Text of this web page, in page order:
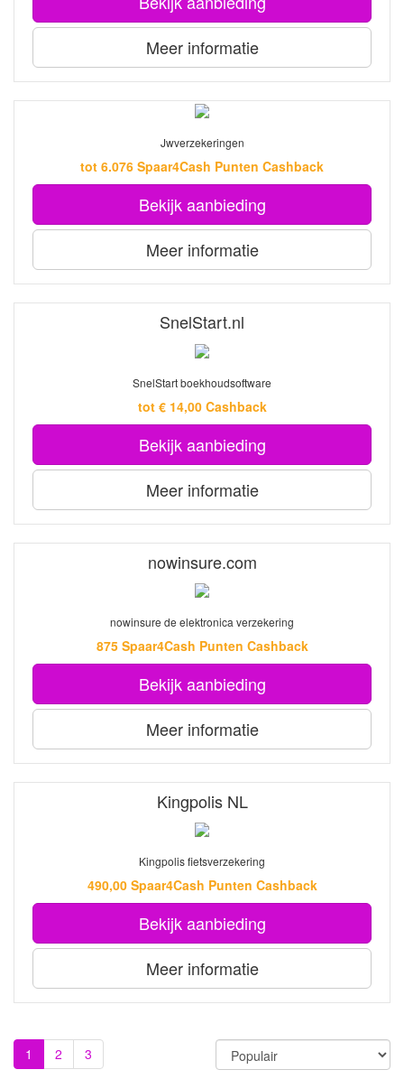
Meer informatie
Jwverzekeringen
tot 6.076 Spaar4Cash Punten Cashback
Bekijk aanbieding
Meer informatie
SnelStart.nl
SnelStart boekhoudsoftware
tot € 14,00 Cashback
Bekijk aanbieding
Meer informatie
nowinsure.com
nowinsure de elektronica verzekering
875 Spaar4Cash Punten Cashback
Bekijk aanbieding
Meer informatie
Kingpolis NL
Kingpolis fietsverzekering
490,00 Spaar4Cash Punten Cashback
Bekijk aanbieding
Meer informatie
1 2 3